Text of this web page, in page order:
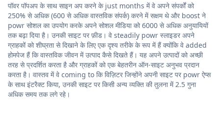
पॉवर पॉपअप के साथ साइन अप करने के just months में वे अपने संपर्कों को
250% से अधिक (600 से अधिक वास्तविक संपर्क) करने में सक्षम थे और boost ने
powr सोशल का उपयोग करके अपने सोशल मीडिया को 6000 से अधिक अनुयायियों
तक बढ़ा दिया है। उनकी साइट पर फ़ीड। वे steadily powr स्लाइडर अपने
ग्राहकों को शीघ्रता से दिखाने के लिए एक दृश्य तरीके के रूप में हैं क्योंकि वे added
होमपेज हैं कि वास्तविक जीवन में उत्पाद कैसे दिखते हैं। यह अपने उत्पादों को अच्छी
तरह से प्रदर्शित करता है और ग्राहकों को एक बेहतरीन ऑन-साइट अनुभव प्रदान
करता है। वास्तव में वे coming to कि विज़िटर जिन्होंने अपनी साइट पर powr ऐप्स
के साथ इंटरैक्ट किया, उनकी साइट पर किसी अन्य व्यक्ति की तुलना में 2.5 गुना
अधिक समय तक लगे रहे।